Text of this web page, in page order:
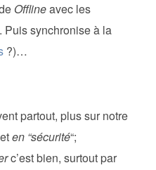
Offlineavec les
Puis synchronise à la
?)…
partout, plus sur notre
eten “sécurité“;
c’est bien, surtout par